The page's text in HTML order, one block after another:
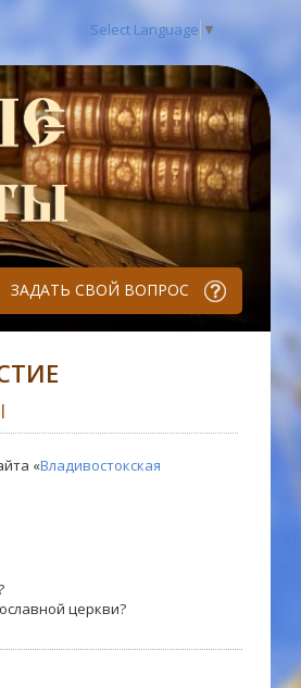
Select Language ▼
ЗАДАТЬ СВОЙ ВОПРОС
«Владивостокская
церкви?